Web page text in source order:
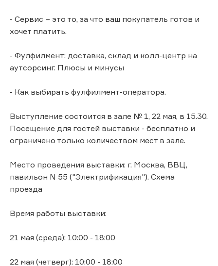
- Сервис – это то, за что ваш покупатель готов и
хочет платить.
- Фулфилмент: доставка, склад и колл-центр на
аутсорсинг. Плюсы и минусы
- Как выбирать фулфилмент-оператора.
Выступление состоится в зале № 1, 22 мая, в 15.30.
Посещение для гостей выставки - бесплатно и
ограничено только количеством мест в зале.
Место проведения выставки: г. Москва, ВВЦ,
павильон N 55 ("Электрификация"). Схема
проезда
Время работы выставки:
21 мая (среда): 10:00 - 18:00
22 мая (четверг): 10:00 - 18:00